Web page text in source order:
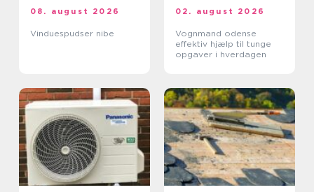
08. august 2026
Vinduespudser nibe
02. august 2026
Vognmand odense
effektiv hjælp til tunge
opgaver i hverdagen